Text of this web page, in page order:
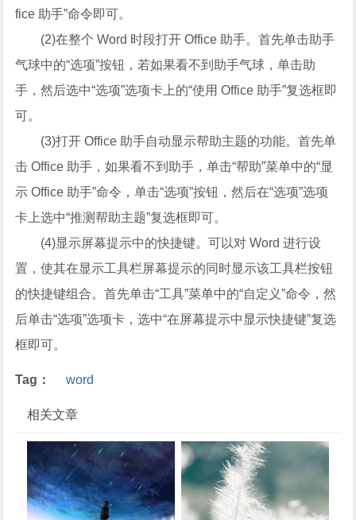
fice 助手”命令即可。
(2)在整个 Word 时段打开 Office 助手。首先单击助手
气球中的“选项”按钮，若如果看不到助手气球，单击助
手，然后选中“选项”选项卡上的“使用 Office 助手”复选框即
可。
(3)打开 Office 助手自动显示帮助主题的功能。首先单
击 Office 助手，如果看不到助手，单击“帮助”菜单中的“显
示 Office 助手”命令，单击“选项”按钮，然后在“选项”选项
卡上选中“推测帮助主题”复选框即可。
(4)显示屏幕提示中的快捷键。可以对 Word 进行设
置，使其在显示工具栏屏幕提示的同时显示该工具栏按钮
的快捷键组合。首先单击“工具”菜单中的“自定义”命令，然
后单击“选项”选项卡，选中“在屏幕提示中显示快捷键”复选
框即可。
Tag： word
相关文章